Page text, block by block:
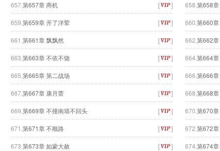
657.第657章 商机 [ ] 658. 第658
659. 第659章 开了洋荤 [ ] 660. 第660
661. 第661章 飘飘然 [ ] 662. 第662
663. 第663章 不依不饶 [ ] 664. 第664
665. 第665章 第二战场 [ ] 666. 第666
667.第667章 康月蕾 [ ] 668. 第668
669. 第669章 不撞南墙不回头 [ ] 670. 第670
671. 第671章 不顺路 [ ] 672. 第672
673. 第673章 如蒙大赦 [ ] 674. 第674